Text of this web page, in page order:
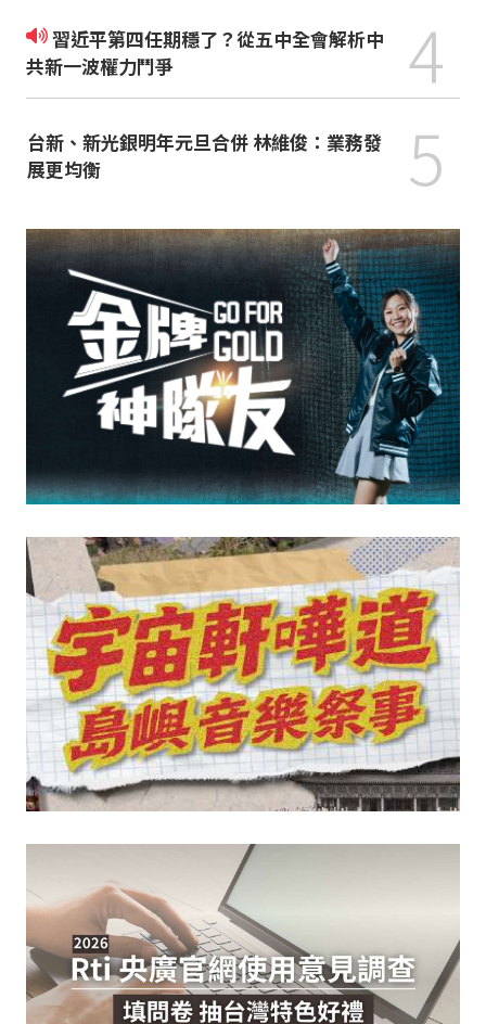
習近平第四任期穩了？從五中全會解析中
共新一波權力鬥爭
4
台新、新光銀明年元旦合併 林維俊：業務發
展更均衡
5